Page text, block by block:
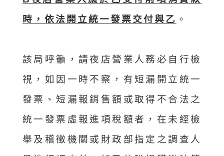
時，依法開立統一發票交付與乙 。
該局呼籲，請夜店營業人務必自行檢
視，如因一時不察，有短漏開立統一
發票、短漏報銷售額或取得不合法之
統一發票虛報進項稅額者，在未經檢
舉及稽徵機關或財政部指定之調查人